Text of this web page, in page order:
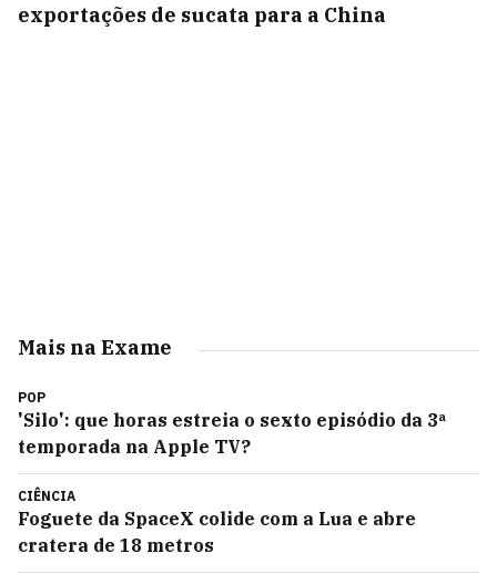
exportações de sucata para a China
Mais na Exame
POP
'Silo': que horas estreia o sexto episódio da 3ª
temporada na Apple TV?
CIÊNCIA
Foguete da SpaceX colide com a Lua e abre
cratera de 18 metros